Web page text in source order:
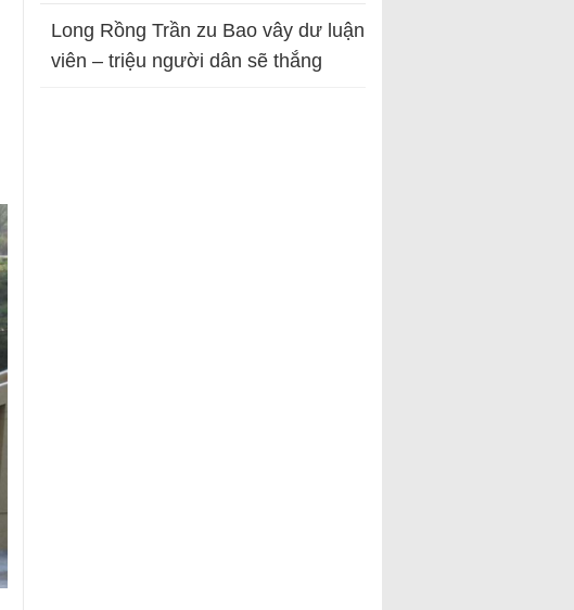
Long Rồng Trần zu Bao vây dư luận
viên – triệu người dân sẽ thắng